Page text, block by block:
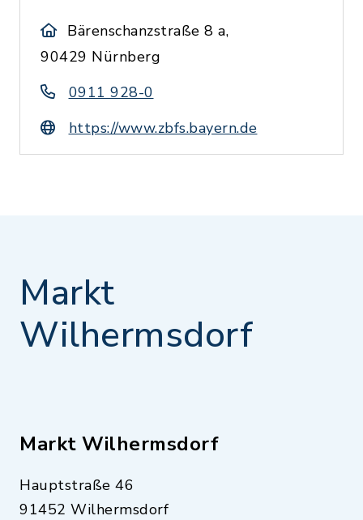
Bärenschanzstraße 8 a,
90429 Nürnberg
0911 928-0
https://www.zbfs.bayern.de
Markt
Wilhermsdorf
Markt Wilhermsdorf
Hauptstraße 46
91452 Wilhermsdorf